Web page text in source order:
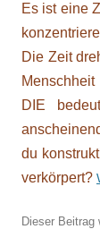
Es ist eine
Die Zeit
DIE
du
verkörpert?
Dieser Beitrag